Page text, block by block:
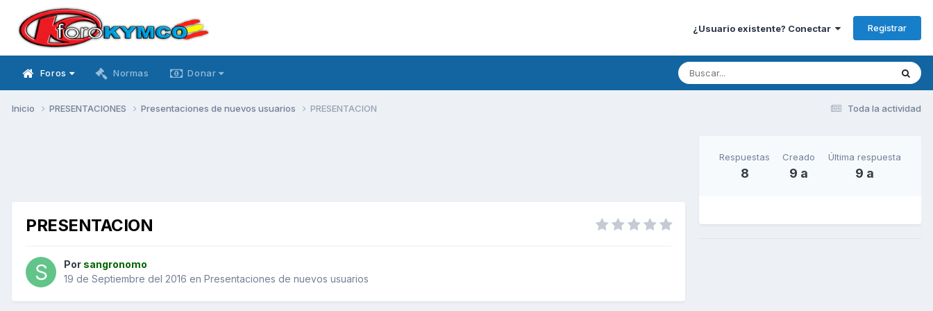
¿Usuario existente? Conectar Registrar
Foros Normas Donar
Toda la actividad
Inicio PRESENTACIONES Presentaciones de nuevos usuarios PRESENTACION
PRESENTACION
Por sangronomo
19 de Septiembre del 2016 en Presentaciones de nuevos usuarios
Respuestas
8
Creado
9 a
Última respuesta
9 a